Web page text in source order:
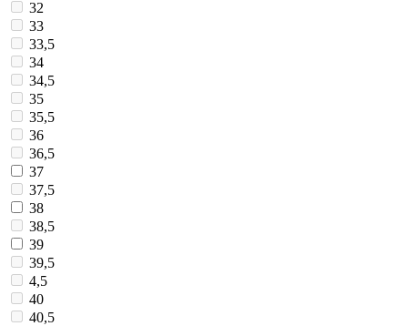
32
33
33,5
34
34,5
35
35,5
36
36,5
37
37,5
38
38,5
39
39,5
4,5
40
40,5